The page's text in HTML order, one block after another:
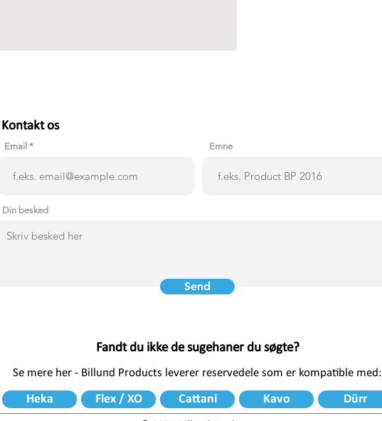
Kontakt os
Email Emne
Din besked
Send
Fandt du ikke de sugehaner du søgte?
Se mere her - Billund Products leverer reservedele som er kompatible med:
Heka Flex / XO Cattani Kavo Dürr